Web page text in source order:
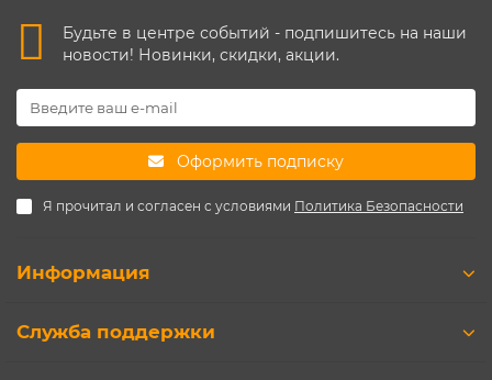
Будьте в центре событий - подпишитесь на наши
новости! Новинки, скидки, акции.
Оформить подписку
Я прочитал и согласен с условиями Политика Безопасности
Информация
Служба поддержки